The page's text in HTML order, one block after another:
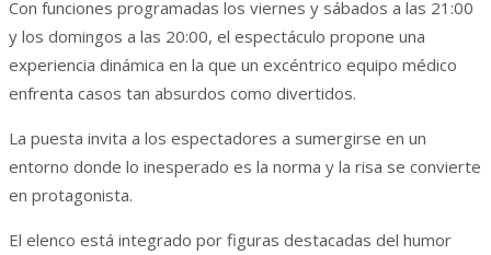
Con funciones programadas los viernes y sábados a las 21:00
y los domingos a las 20:00, el espectáculo propone una
experiencia dinámica en la que un excéntrico equipo médico
enfrenta casos tan absurdos como divertidos.
La puesta invita a los espectadores a sumergirse en un
entorno donde lo inesperado es la norma y la risa se convierte
en protagonista.
El elenco está integrado por figuras destacadas del humor